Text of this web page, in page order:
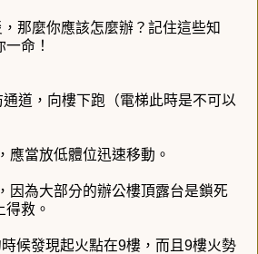
那麼你應該怎麼辦？記住這些知
命！
道，向樓下跑（電梯此時是不可以
應當放低體位迅速移動。
因為大部分的辦公樓頂露台是鎖死
救。
候發現起火點在9樓，而且9樓火勢